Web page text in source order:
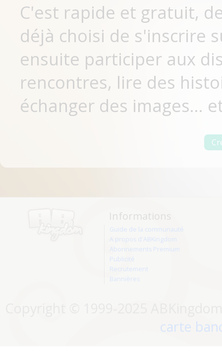
C'est rapide et gratuit,
déjà choisi de s'inscrire
ensuite participer aux
rencontres, lire des
échanger des images...
Informations
Guide de la communauté
A propos d'ABKingdom
Abonnements Premium
Publicité
Recrutement
Bannières
carte